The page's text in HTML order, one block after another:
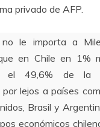
privado de AFP.
le importa a
en Chile en 1%
el 49,6% de la
lejos a países
Brasil y
económicos